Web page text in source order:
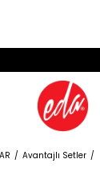
Avantajlı Setler